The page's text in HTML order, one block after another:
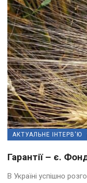
АКТУАЛЬНЕ ІНТЕРВ'Ю
Гарантії – є.
В Україні успішно